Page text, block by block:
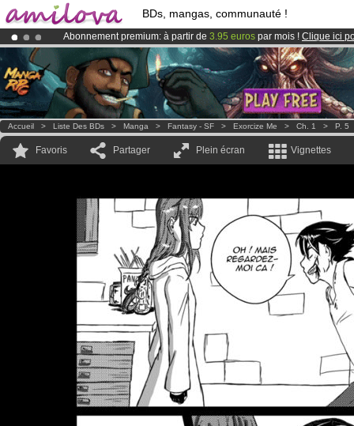
BDs, mangas, communauté !
Abonnement premium: à partir de 3.95 euros par mois ! Clique ici
Déjà 100000membreset 1000BDs & Mangas!
LeKickstarter Amilova est désormais lancé
Accueil > Liste Des BDs > Manga > Fantasy - SF > Exorcize Me > Ch. 1 > P. 5
Favoris Partager Plein écran Vignettes